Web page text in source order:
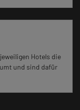
Hotels die
und sind dafür